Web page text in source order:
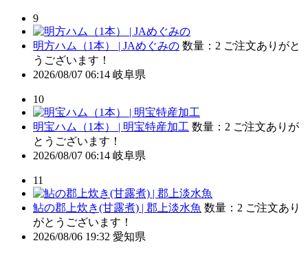
9
明方ハム（1本） | JAめぐみの 数量：2 ご注文ありがと
うございます！
2026/08/07 06:14 岐阜県
10
明宝ハム（1本） | 明宝特産加工 数量：2 ご注文ありが
とうございます！
2026/08/07 06:14 岐阜県
11
鮎の郡上炊き(甘露煮) | 郡上淡水魚 数量：2 ご注文あり
がとうございます！
2026/08/06 19:32 愛知県